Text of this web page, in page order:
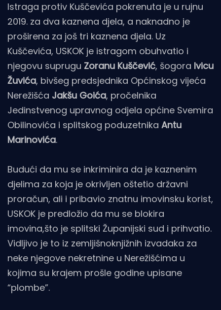
Istraga protiv Kuščevića pokrenuta je u rujnu
2019. za dva kaznena djela, a naknadno je
proširena za još tri kaznena djela. Uz
Kuščevića, USKOK je istragom obuhvatio i
njegovu suprugu Zoranu Kuščević, šogora Ivicu
Žuvića, bivšeg predsjednika Općinskog vijeća
Nerežišća Jakšu Goića, pročelnika
Jedinstvenog upravnog odjela općine Svemira
Obilinovića i splitskog poduzetnika Antu
Marinovića.
Budući da mu se inkriminira da je kaznenim
djelima za koja je okrivljen oštetio državni
proračun, ali i pribavio znatnu imovinsku korist,
USKOK je predložio da mu se blokira
imovina,što je splitski Županijski sud i prihvatio.
Vidljivo je to iz zemljišnoknjižnih izvadaka za
neke njegove nekretnine u Nerežišćima u
kojima su krajem prošle godine upisane
“plombe”.